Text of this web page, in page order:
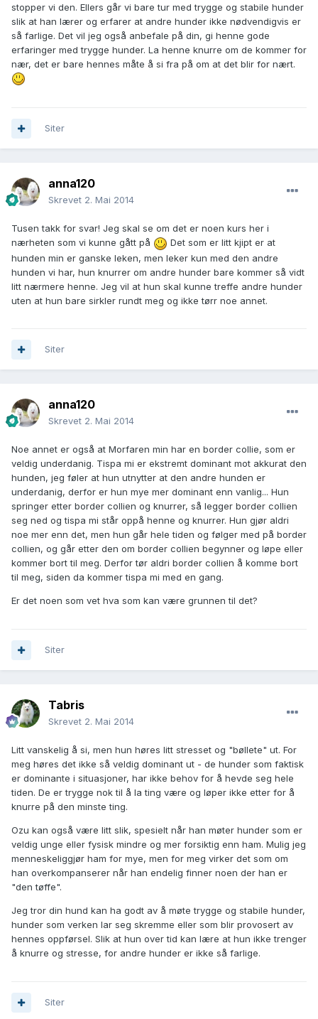
stopper vi den. Ellers går vi bare tur med trygge og stabile hunder
slik at han lærer og erfarer at andre hunder ikke nødvendigvis er
så farlige. Det vil jeg også anbefale på din, gi henne gode
erfaringer med trygge hunder. La henne knurre om de kommer for
nær, det er bare hennes måte å si fra på om at det blir for nært.
Siter
anna120
Skrevet 2. Mai 2014
Tusen takk for svar! Jeg skal se om det er noen kurs her i
nærheten som vi kunne gått på
Det som er litt kjipt er at
hunden min er ganske leken, men leker kun med den andre
hunden vi har, hun knurrer om andre hunder bare kommer så vidt
litt nærmere henne. Jeg vil at hun skal kunne treffe andre hunder
uten at hun bare sirkler rundt meg og ikke tørr noe annet.
Siter
anna120
Skrevet 2. Mai 2014
Noe annet er også at Morfaren min har en border collie, som er
veldig underdanig. Tispa mi er ekstremt dominant mot akkurat den
hunden, jeg føler at hun utnytter at den andre hunden er
underdanig, derfor er hun mye mer dominant enn vanlig... Hun
springer etter border collien og knurrer, så legger border collien
seg ned og tispa mi står oppå henne og knurrer. Hun gjør aldri
noe mer enn det, men hun går hele tiden og følger med på border
collien, og går etter den om border collien begynner og løpe eller
kommer bort til meg. Derfor tør aldri border collien å komme bort
til meg, siden da kommer tispa mi med en gang.
Er det noen som vet hva som kan være grunnen til det?
Siter
Tabris
Skrevet 2. Mai 2014
Litt vanskelig å si, men hun høres litt stresset og "bøllete" ut. For
meg høres det ikke så veldig dominant ut - de hunder som faktisk
er dominante i situasjoner, har ikke behov for å hevde seg hele
tiden. De er trygge nok til å la ting være og løper ikke etter for å
knurre på den minste ting.
Ozu kan også være litt slik, spesielt når han møter hunder som er
veldig unge eller fysisk mindre og mer forsiktig enn ham. Mulig jeg
menneskeliggjør ham for mye, men for meg virker det som om
han overkompanserer når han endelig finner noen der han er
"den tøffe".
Jeg tror din hund kan ha godt av å møte trygge og stabile hunder,
hunder som verken lar seg skremme eller som blir provosert av
hennes oppførsel. Slik at hun over tid kan lære at hun ikke trenger
å knurre og stresse, for andre hunder er ikke så farlige.
Siter